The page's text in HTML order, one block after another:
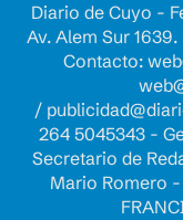
Diario de Cuyo -
Av. Alem Sur
Contacto:
/
264 5045343 -
Secretario de
Mario Romero